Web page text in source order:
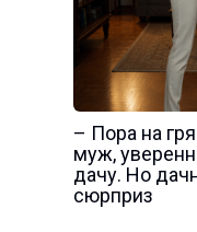
– Пора на
муж,
дачу. Но
сюрприз